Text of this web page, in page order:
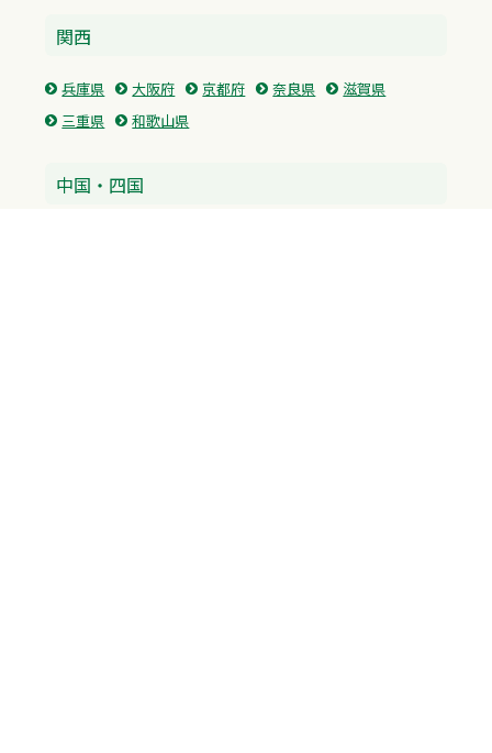
関西
兵庫県 大阪府 京都府 奈良県
滋賀県
三重県
和歌山県
中国・四国